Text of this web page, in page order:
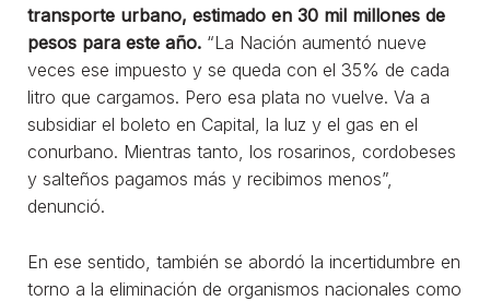
transporte urbano, estimado en 30 mil millones de
pesos para este año. “La Nación aumentó nueve
veces ese impuesto y se queda con el 35% de cada
litro que cargamos. Pero esa plata no vuelve. Va a
subsidiar el boleto en Capital, la luz y el gas en el
conurbano. Mientras tanto, los rosarinos, cordobeses
y salteños pagamos más y recibimos menos”,
denunció.
En ese sentido, también se abordó la incertidumbre en
torno a la eliminación de organismos nacionales como